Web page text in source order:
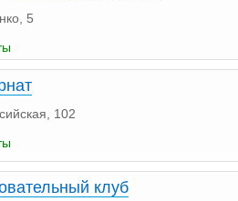
5
102
клуб